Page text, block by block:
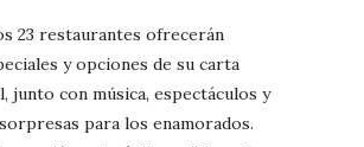
23 restaurantes ofrecerán
y opciones de su carta
junto con música, espectáculos y
para los enamorados.